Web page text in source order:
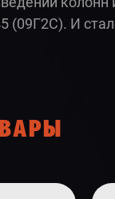
(09Г2С). И